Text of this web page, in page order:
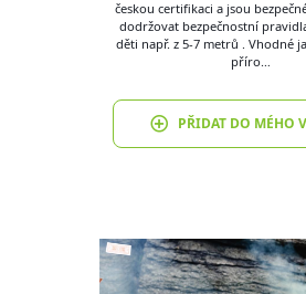
českou certifikaci a jsou
dodržovat bezpečnostní
děti např. z 5-7 metrů . Vhodné
příro…
PŘIDAT DO MÉHO